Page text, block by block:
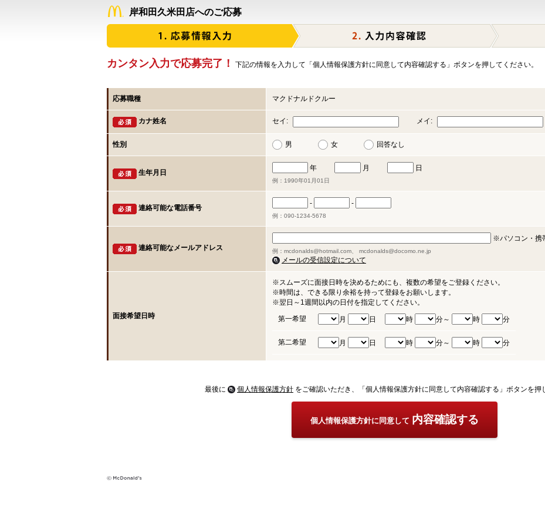
岸和田久米田店へのご応募
カンタン入力で応募完了！ 下記の情報を入力して「個人情報保護方針に同意して内容確認する」ボタンを押してください。
応募職種 マクドナルドクルー
カナ姓名 セイ: メイ:
性別 男 女 回答なし
生年月日
年 月 日
例：1990年01月01日
連絡可能な電話番号
- -
例：090-1234-5678
連絡可能なメールアドレス
※パソコン・携
例：mcdonalds@hotmail.com、 mcdonalds@docomo.ne.jp
メールの受信設定について
面接希望日時
※スムーズに面接日時を決めるためにも、複数の希望をご登録ください。
※時間は、できる限り余裕を持って登録をお願いします。
※翌日～1週間以内の日付を指定してください。
第一希望
月 日 時 分～ 時 分
第二希望 月 日 時 分～ 時 分
最後に 個人情報保護方針 をご確認いただき、「個人情報保護方針に同意して内容確認する」ボタンを押
個人情報保護方針に同意して 内容確認する